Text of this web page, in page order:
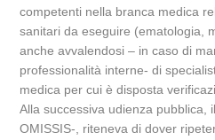
competenti nella branca medica
sanitari da eseguire (ematologia,
anche avvalendosi – in caso di
professionalità interne- di
medica per cui è disposta
Alla successiva udienza pubblica,
OMISSIS-, riteneva di dover